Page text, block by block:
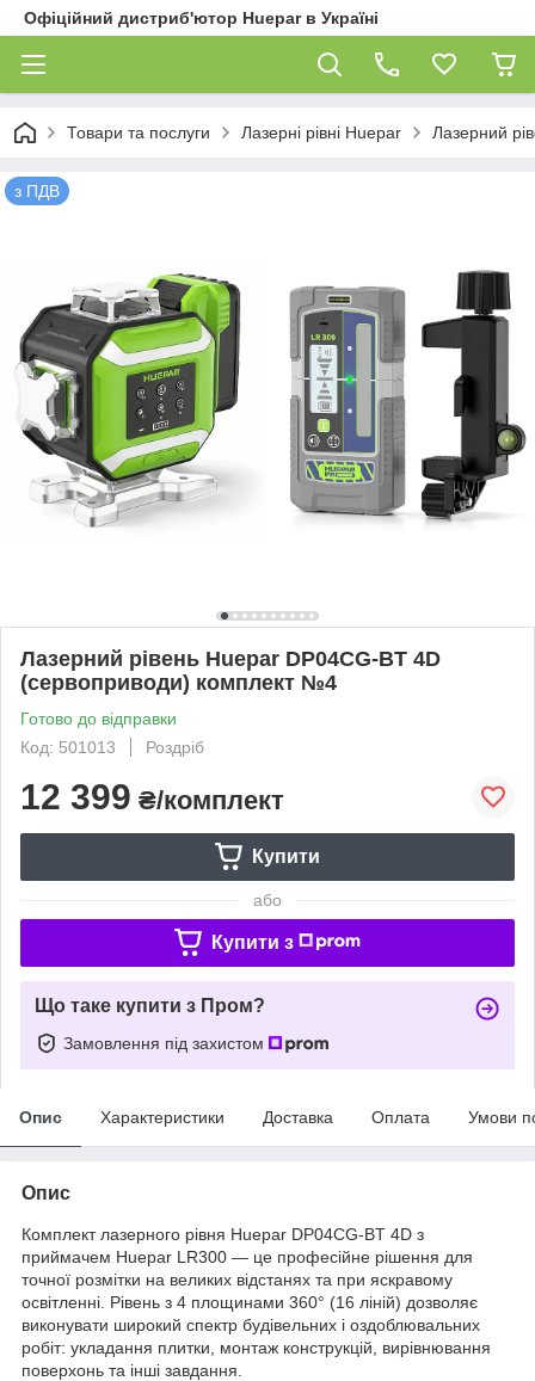
Офіційний дистриб'ютор Huepar в Україні
Товари та послуги Лазерні рівні Huepar Лазерний
з ПДВ
Лазерний рівень Huepar DP04CG-BT 4D
(сервоприводи) комплект №4
Готово до відправки
Код: 501013
Роздріб
12 399 ₴/комплект
Купити
або
Купити з
Що таке купити з Пром?
Замовлення під захистом
Опис Характеристики Доставка Оплата Умови
Опис
Комплект лазерного рівня Huepar DP04CG-BT 4D з
приймачем Huepar LR300 — це професійне рішення для
точної розмітки на великих відстанях та при яскравому
освітленні. Рівень з 4 площинами 360° (16 ліній) дозволяє
виконувати широкий спектр будівельних і оздоблювальних
робіт: укладання плитки, монтаж конструкцій, вирівнювання
поверхонь та інші завдання.